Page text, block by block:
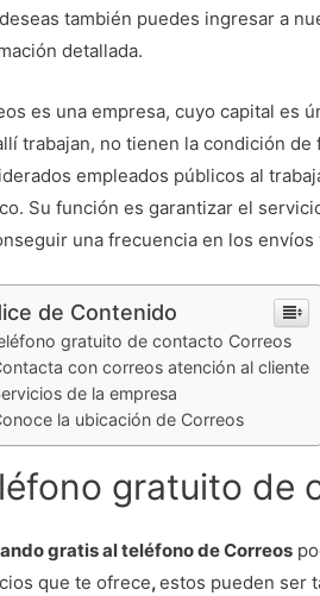
también puedes ingresar a
detallada.
es una empresa, cuyo capital es
trabajan, no tienen la condición
empleados públicos al
Su función es garantizar el
una frecuencia en los envíos
de Contenido
gratuito de contacto Correos
con correos atención al cliente
de la empresa
la ubicación de Correos
gratuito de
gratis al teléfono de Correos
que te ofrece,estos pueden ser